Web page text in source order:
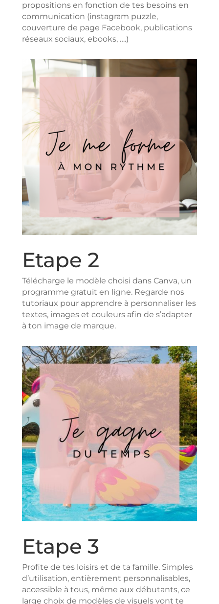
propositions en fonction de tes besoins en
communication (instagram puzzle,
couverture de page Facebook, publications
réseaux sociaux, ebooks, ….)
Etape 2
Télécharge le modèle choisi dans Canva, un
programme gratuit en ligne. Regarde nos
tutoriaux pour apprendre à personnaliser les
textes, images et couleurs afin de s’adapter
à ton image de marque.
Etape 3
Profite de tes loisirs et de ta famille. Simples
d’utilisation, entièrement personnalisables,
accessible à tous, même aux débutants, ce
large choix de modèles de visuels vont te